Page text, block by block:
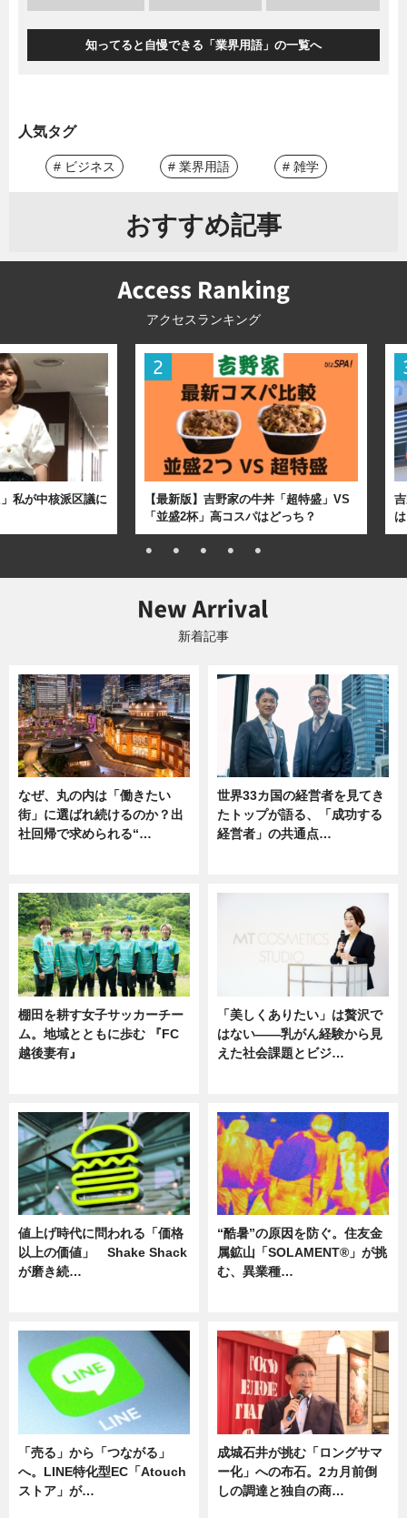
知ってると自慢できる「業界用語」の一覧へ
人気タグ
# ビジネス # 業界用語 # 雑学
おすすめ記事
アクセスランキング
私が中核派区議に
【最新版】吉野家の牛丼「超特盛」VS
「並盛2杯」高コスパはどっち？
新着記事
なぜ、丸の内は「働きたい
街」に選ばれ続けるのか？出
社回帰で求められる“…
世界33カ国の経営者を見てき
たトップが語る、「成功する
経営者」の共通点…
棚田を耕す女子サッカーチー
ム。地域とともに歩む 『FC
越後妻有』
「美しくありたい」は贅沢で
はない――乳がん経験から見
えた社会課題とビジ…
値上げ時代に問われる「価格
以上の価値」 Shake Shack
が磨き続…
“酷暑”の原因を防ぐ。住友金
属鉱山「SOLAMENT®」が挑
む、異業種…
「売る」から「つながる」
へ。LINE特化型EC「Atouch
ストア」が…
成城石井が挑む「ロングサマ
ー化」への布石。2カ月前倒
しの調達と独自の商…